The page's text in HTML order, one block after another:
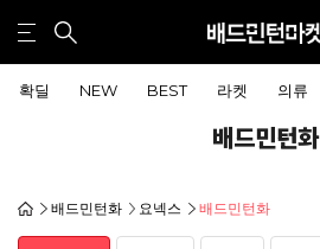
확딜 NEW BEST 라켓 의류
배드민턴화
배드민턴화 요넥스 배드민턴화